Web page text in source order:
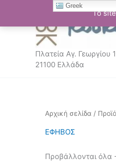
Το site
περιεχόμενο
Πλατεία Αγ. Γεωργίου
21100 Ελλάδα
Αρχική σελίδα /
ΕΦΗΒΟΣ
Προβάλλονται όλα
Greek